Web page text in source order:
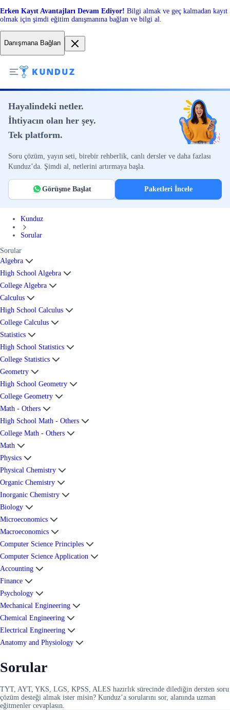
Erken Kayıt Avantajları Devam Ediyor! Bilgi almak ve geç kalmadan kayıt
olmak için şimdi eğitim danışmanına bağlan ve bilgi al.
Danışmana Bağlan
Hayalindeki netler.
İhtiyacın olan her şey.
Tek platform.
Soru çözüm, yayın seti, birebir rehberlik, canlı dersler ve daha fazlası
Kunduz’da. Şimdi al, netlerini artırmaya başla.
Görüşme Başlat Paketleri İncele
Kunduz
Sorular
Sorular
Algebra
High School Algebra
College Algebra
Calculus
High School Calculus
College Calculus
Statistics
High School Statistics
College Statistics
Geometry
High School Geometry
College Geometry
Math - Others
High School Math - Others
College Math - Others
Math
Physics
Physical Chemistry
Organic Chemistry
Inorganic Chemistry
Biology
Microeconomics
Macroeconomics
Computer Science Principles
Computer Science Application
Accounting
Finance
Psychology
Mechanical Engineering
Chemical Engineering
Electrical Engineering
Anatomy and Physiology
Sorular
TYT, AYT, YKS, LGS, KPSS, ALES hazırlık sürecinde dilediğin dersten soru
çözüm desteği almak ister misin? Kunduz’a sorularını sor, alanında uzman
eğitmenler cevaplasın.